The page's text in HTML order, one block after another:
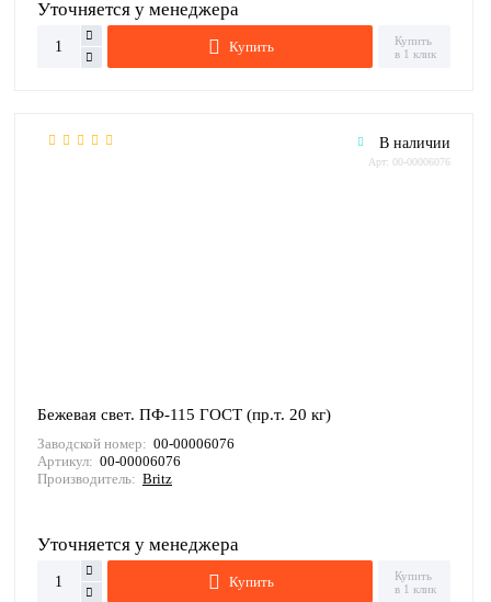
Уточняется у менеджера
Купить
Купить
в 1 клик
В наличии
Арт: 00-00006076
Бежевая свет. ПФ-115 ГОСТ (пр.т. 20 кг)
Заводской номер: 00-00006076
Артикул: 00-00006076
Производитель: Britz
Уточняется у менеджера
Купить
Купить
в 1 клик